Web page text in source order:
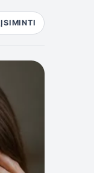
ĮSIMINTI